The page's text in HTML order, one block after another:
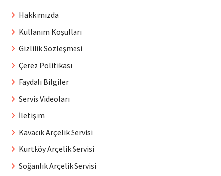
Hakkımızda
Kullanım Koşulları
Gizlilik Sözleşmesi
Çerez Politikası
Faydalı Bilgiler
Servis Videoları
İletişim
Kavacık Arçelik Servisi
Kurtköy Arçelik Servisi
Soğanlık Arçelik Servisi